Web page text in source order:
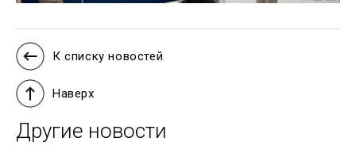
К списку новостей
Наверх
Другие новости